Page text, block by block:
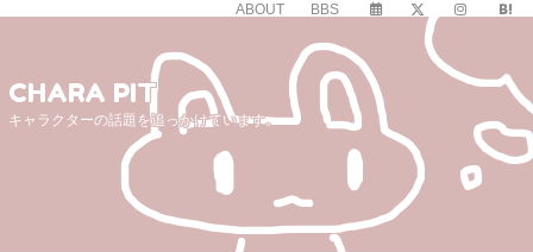
ABOUT BBS
CHARA PIT
キャラクターの話題を追っかけています。